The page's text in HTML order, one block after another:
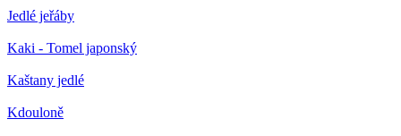
Jedlé jeřáby
Kaki - Tomel japonský
Kaštany jedlé
Kdouloně